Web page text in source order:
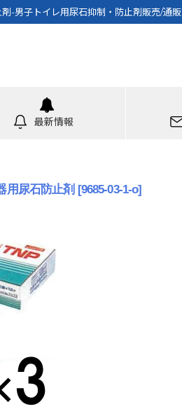
-男子トイレ用尿石抑制・防止剤販売/通販
最新情報
用尿石防止剤 [9685-03-1-o]